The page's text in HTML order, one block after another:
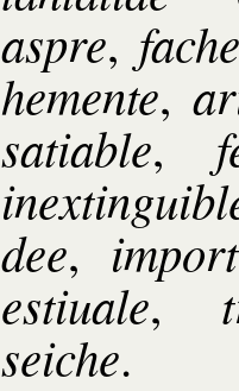
aspre,
he­mente,
sa­tiable,
dee,
esti­uale,
seiche.